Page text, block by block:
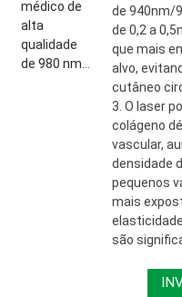
de 940nm/
de 0,2 a
que mais
alvo,
cutâneo
3. O laser
colágeno
vascular,
densidade
pequenos
mais
são